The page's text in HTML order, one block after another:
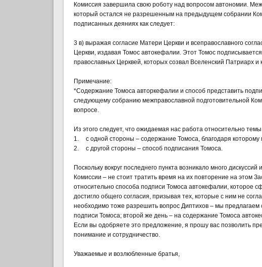
Комиссия завершила свою роботу над вопросом автономии.
который остался не разрешенным на предыдущем собрании
подписанных деяниях как следует:
3 в) выражая согласие Матери Церкви и всеправославного
Церкви, издавая Томос автокефалии. Этот Томос
православных Церквей, которых созвал Вселенский Патриарх
Примечание:
*Содержание Томоса авторкефалии и способ представить
следующему собранию межправославной подготовительной
вопросе.
Из этого следует, что ожидаемая нас работа относительно
1.
с одной стороны – содержание Томоса, благодаря
2.
с другой стороны – способ подписания Томоса.
Поскольку вокруг последнего пункта возникало много
Комиссии – не стоит тратить время на их повторение на этом
относительно способа подписи Томоса автокефалии, которое
достигло общего согласия, призывая тех, которые с ним не
необходимо тоже разрешить вопрос Диптихов – мы
подписи Томоса; второй же день – на содержание Томоса
Если вы одобряете это предложение, я прошу вас позволить
понимание и сотрудничество.
Уважаемые и возлюбленные братья,